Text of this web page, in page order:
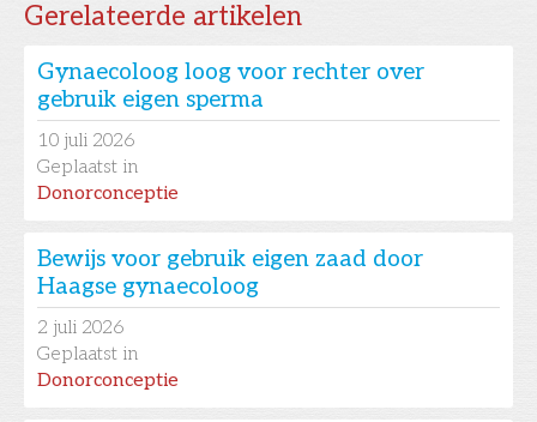
Gerelateerde artikelen
Gynaecoloog loog voor rechter over
gebruik eigen sperma
10 juli 2026
Geplaatst in
Donorconceptie
Bewijs voor gebruik eigen zaad door
Haagse gynaecoloog
2 juli 2026
Geplaatst in
Donorconceptie